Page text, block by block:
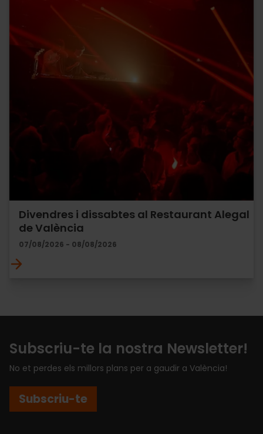
Divendres i dissabtes al Restaurant Alegal
de València
07/08/2026 - 08/08/2026
Subscriu-te la nostra Newsletter!
No et perdes els millors plans per a gaudir a València!
Subscriu-te